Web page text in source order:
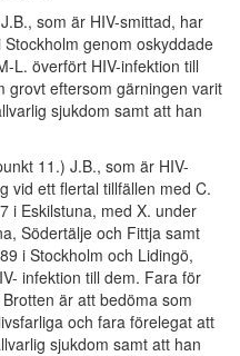
som är HIV-smittad, har
genom oskyddade
L. överfört HIV-infektion till
grovt eftersom gärningen varit
sjukdom samt att han
11.) J.B., som är HIV-
vid ett flertal tillfällen med C.
i Eskilstuna, med X. under
Södertälje och Fittja samt
i Stockholm och Lidingö,
infektion till dem. Fara för
är att bedöma som
och fara förelegat att
sjukdom samt att han